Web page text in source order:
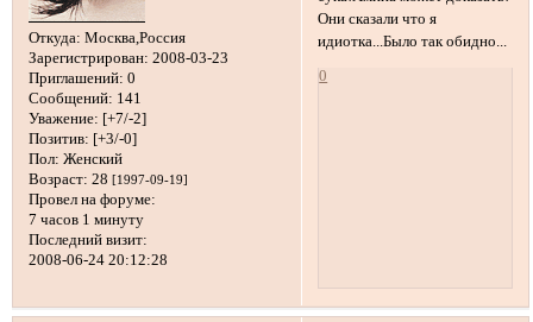
Откуда: Москва,Россия
Зарегистрирован: 2008-03-23
Приглашений: 0
Сообщений: 141
Уважение: [+7/-2]
Позитив: [+3/-0]
Пол: Женский
Возраст: 28 [1997-09-19]
Провел на форуме:
7 часов 1 минуту
Последний визит:
2008-06-24 20:12:28
Они сказали что я
идиотка...Было так обидно...
0